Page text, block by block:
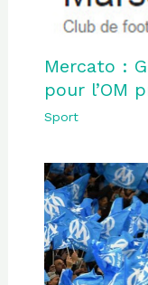
Mercato :
pour l’OM
Sport